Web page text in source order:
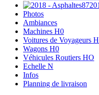
Photos
Ambiances
Machines H0
Voitures de Voyageurs
Wagons H0
Véhicules Routiers HO
Echelle N
Infos
Planning de livraison